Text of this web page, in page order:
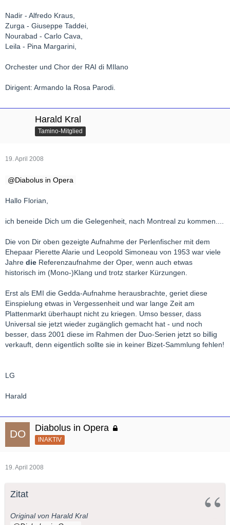
Nadir - Alfredo Kraus,
Zurga - Giuseppe Taddei,
Nourabad - Carlo Cava,
Leila - Pina Margarini,
Orchester und Chor der RAI di MIlano
Dirigent: Armando la Rosa Parodi.
Harald Kral
Tamino-Mitglied
19. April 2008
Diabolus in Opera
Hallo Florian,
ich beneide Dich um die Gelegenheit, nach Montreal zu kommen....
Die von Dir oben gezeigte Aufnahme der Perlenfischer mit dem
Ehepaar Pierette Alarie und Leopold Simoneau von 1953 war viele
Jahre die Referenzaufnahme der Oper, wenn auch etwas
historisch im (Mono-)Klang und trotz starker Kürzungen.
Erst als EMI die Gedda-Aufnahme herausbrachte, geriet diese
Einspielung etwas in Vergessenheit und war lange Zeit am
Plattenmarkt überhaupt nicht zu kriegen. Umso besser, dass
Universal sie jetzt wieder zugänglich gemacht hat - und noch
besser, dass 2001 diese im Rahmen der Duo-Serien jetzt so billig
verkauft, denn eigentlich sollte sie in keiner Bizet-Sammlung fehlen!
LG
Harald
Diabolus in Opera
INAKTIV
19. April 2008
Zitat
Original von Harald Kral